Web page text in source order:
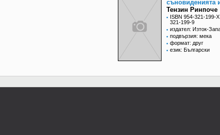
съновиденията
Тензин Ринпоче
ISBN 954-321-199-
321-199-9
издател: Изток-
подвързия: мека
формат: друг
език: Български